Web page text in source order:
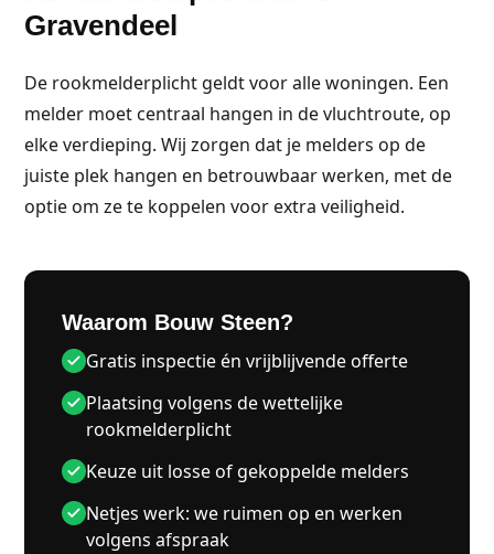
Gravendeel
De rookmelderplicht geldt voor alle woningen. Een
melder moet centraal hangen in de vluchtroute, op
elke verdieping. Wij zorgen dat je melders op de
juiste plek hangen en betrouwbaar werken, met de
optie om ze te koppelen voor extra veiligheid.
Waarom Bouw Steen?
Gratis inspectie én vrijblijvende offerte
Plaatsing volgens de wettelijke
rookmelderplicht
Keuze uit losse of gekoppelde melders
Netjes werk: we ruimen op en werken
volgens afspraak